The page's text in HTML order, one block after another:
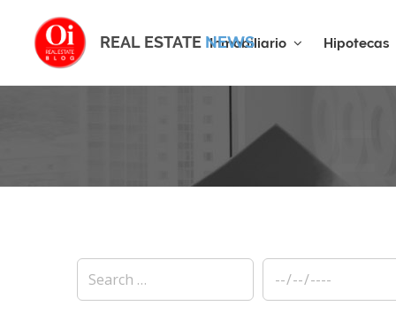
REAL ESTATE NEWS
Inmobiliario Hipotecas